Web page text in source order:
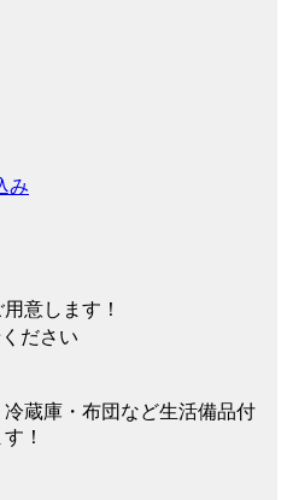
み
意します！
ださい
蔵庫・布団など生活備品付
！